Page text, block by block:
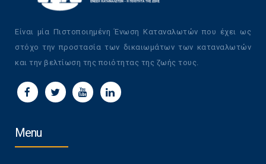
Είναι μία Πιστοποιημένη Ένωση Καταναλωτών που έχει ως
στόχο την προστασία των δικαιωμάτων των καταναλωτών
και την βελτίωση της ποιότητας της ζωής τους.
Menu